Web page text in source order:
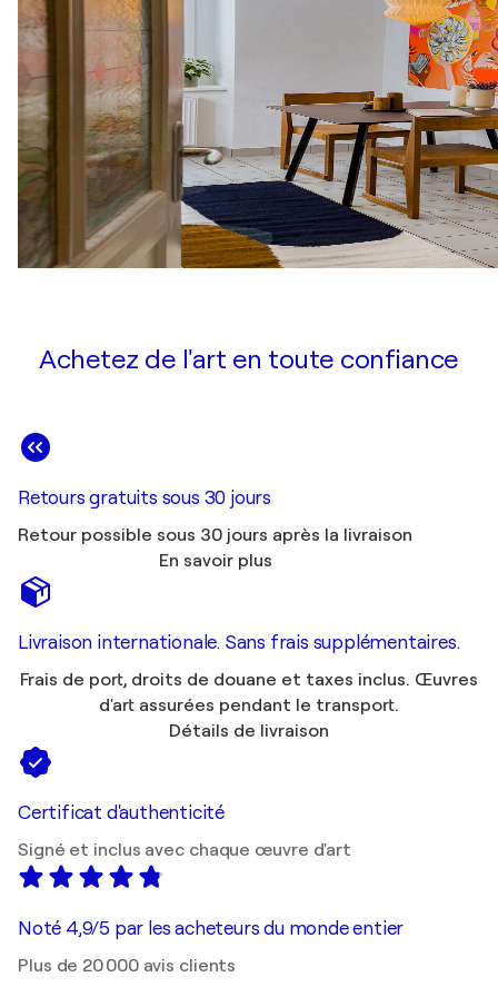
Achetez de l'art en toute confiance
Retours gratuits sous 30 jours
Retour possible sous 30 jours après la livraison
En savoir plus
Livraison internationale. Sans frais supplémentaires.
Frais de port, droits de douane et taxes inclus. Œuvres
d'art assurées pendant le transport.
Détails de livraison
Certificat d'authenticité
Signé et inclus avec chaque œuvre d'art
Noté 4,9/5 par les acheteurs du monde entier
Plus de 20 000 avis clients